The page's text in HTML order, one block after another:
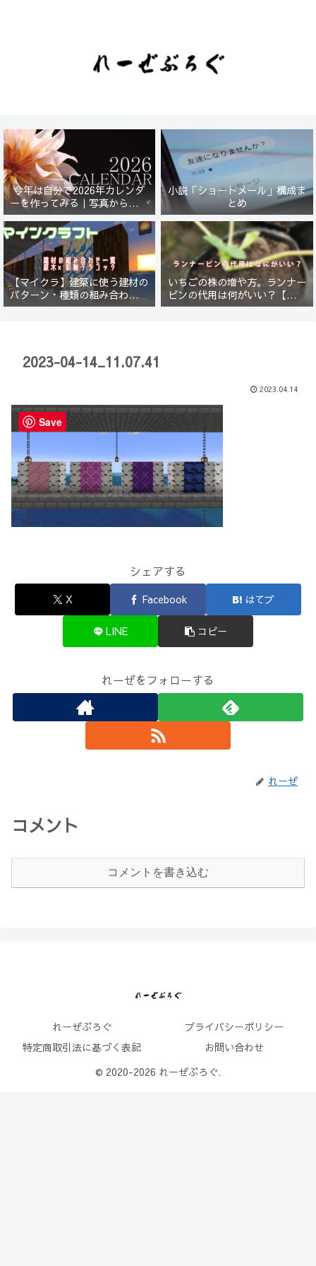
今年は自分で2026年カレンダ
ーを作ってみる｜写真から始ま
る小さなプロジェクト【一灯
花】
小説「ショートメール」構成ま
とめ
【マイクラ】建築に使う建材の
パターン・種類の組み合わせ一
覧！原木×彩釉テラコッタ編
いちごの株の増や方。ランナー
ピンの代用は何がいい？【５年
放置したイチゴは復活するの
2023-04-14_11.07.41
2023.04.14
シェアする
X Facebook はてブ
LINE コピー
れーぜをフォローする
れーぜ
コメント
コメントを書き込む
れーぜぶろぐ
プライバシーポリシー
特定商取引法に基づく表記
お問い合わせ
© 2020-2026 れーぜぶろぐ.
Save